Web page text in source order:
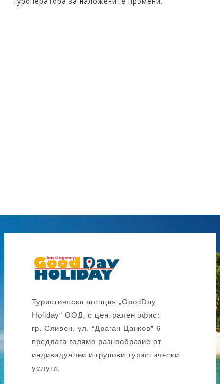
Туристическа агенция „GoodDay
Holiday“ ООД, с централен офис:
гр. Сливен, ул. “Драган Цанков” 6
предлага голямо разнообразие от
индивидуални и групови туристически
услуги.